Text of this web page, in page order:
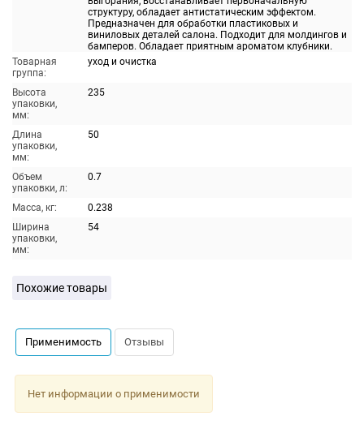
структуру, обладает антистатическим эффектом.
Предназначен для обработки пластиковых и
виниловых деталей салона. Подходит для молдингов и
бамперов. Обладает приятным ароматом клубники.
Товарная
группа:
уход и очистка
Высота
упаковки,
мм:
235
Длина
упаковки,
мм:
50
Объем
упаковки, л:
0.7
Масса, кг:
0.238
Ширина
упаковки,
мм:
54
Похожие товары
Применимость Отзывы
Нет информации о применимости